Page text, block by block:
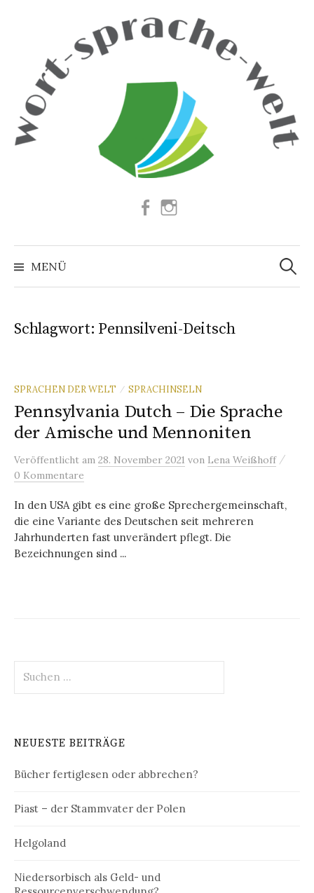
Facebook
MENÜ
Suchen
nach:
Schlagwort: Pennsilveni-Deitsch
SPRACHEN DER WELT / SPRACHINSELN
Pennsylvania Dutch – Die Sprache
der Amische und Mennoniten
Veröffentlicht am 28. November 2021 von Lena Weißhoff /
0 Kommentare
In den USA gibt es eine große Sprechergemeinschaft,
die eine Variante des Deutschen seit mehreren
Jahrhunderten fast unverändert pflegt. Die
Bezeichnungen sind ...
nach:
NEUESTE BEITRÄGE
Bücher fertiglesen oder abbrechen?
Piast – der Stammvater der Polen
Helgoland
Niedersorbisch als Geld- und